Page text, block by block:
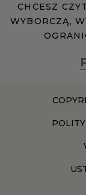
CHCESZ
WYBORCZĄ,